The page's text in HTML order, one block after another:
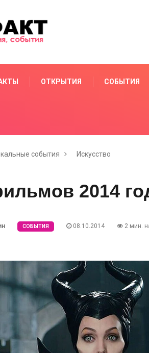
ОТКРЫТИЯ СОБЫТИЯ
события Искусство
2014
СОБЫТИЯ 08.10.2014 2 мин.